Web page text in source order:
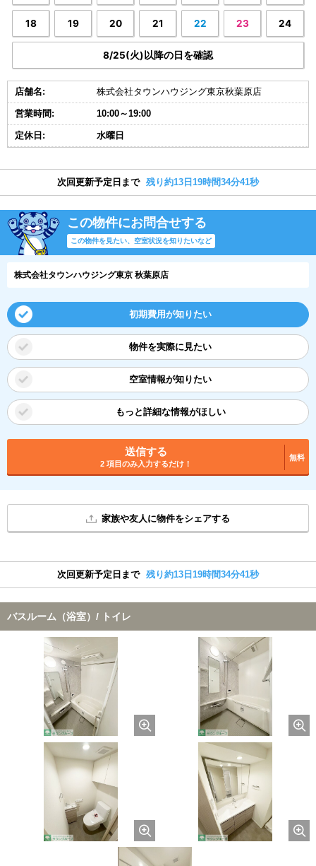
18 19 20 21 22 23 24
8/25(火)以降の日を確認
店舗名: 株式会社タウンハウジング東京秋葉原店
営業時間: 10:00～19:00
定休日: 水曜日
次回更新予定日まで 残り約13日19時間34分41秒
この物件にお問合せする
この物件を見たい、空室状況を知りたいなど
株式会社タウンハウジング東京 秋葉原店
初期費用が知りたい
物件を実際に見たい
空室情報が知りたい
もっと詳細な情報がほしい
送信する
2 項目のみ入力するだけ！
無料
家族や友人に物件をシェアする
次回更新予定日まで 残り約13日19時間34分41秒
バスルーム（浴室）/ トイレ